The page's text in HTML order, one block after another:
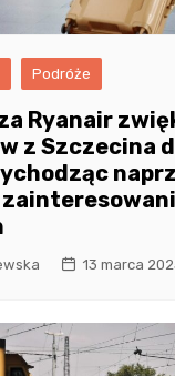
Podróże
Ryanair
z Szczecina
13 marca